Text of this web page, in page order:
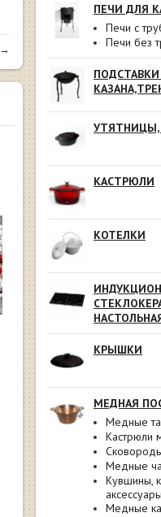
ПЕЧИ ДЛЯ
Печи с
Печи без
УТЯТНИЦЫ,
КАСТРЮЛИ
КОТЕЛКИ
КРЫШКИ
МЕДНАЯ
Медные
Кастрюли
Медные
Кувшины,
аксессуары
Медные
→